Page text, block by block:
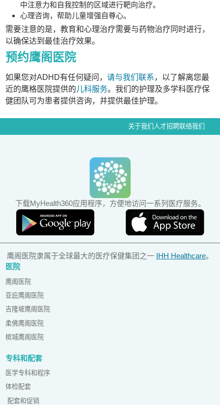
中注意力和自我控制的区域进行靶向治疗。
心理咨询，帮助儿童增强自尊心。
需要注意的是，教育和心理治疗需要与药物治疗同时进行，
以确保达到最佳治疗效果。
预约鹰阁医院
如果您对ADHD有任何疑问，请与我们联系，以了解离您最
近的鹰格医院提供的儿科服务。我们的护理及多学科医疗保
健团队可为患者提供咨询，并提供最佳护理。
关于我们 人才招聘联络我们
下载MyHealth360应用程序，方便地访问一系列医疗服务。
鹰阁医院隶属于全球最大的医疗保健集团之一 IHH Healthcare。
医院
鹰阁医院
亚庇鹰阁医院
吉隆坡鹰阁医院
柔佛鹰阁医院
槟城鹰阁医院
专科和配套
医学专科和程序
体检配套
配套和促销